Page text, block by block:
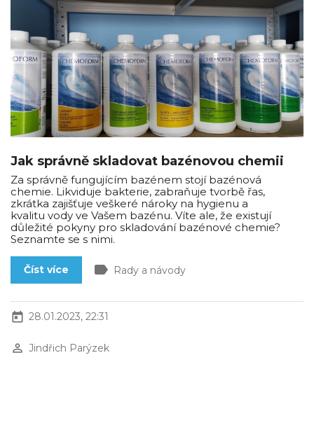
Jak správně skladovat bazénovou chemii
Za správně fungujícím bazénem stojí bazénová
chemie. Likviduje bakterie, zabraňuje tvorbě řas,
zkrátka zajišťuje veškeré nároky na hygienu a
kvalitu vody ve Vašem bazénu. Víte ale, že existují
důležité pokyny pro skladování bazénové chemie?
Seznamte se s nimi.
Číst více label Rady a návody
today 28.01.2023, 22:31
perm_identity Jindřich Parýzek